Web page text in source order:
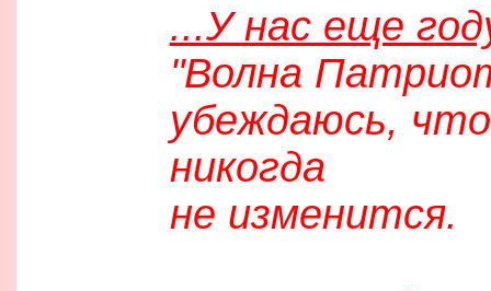
...У нас еще
"Волна
убеждаюсь,
никогда
не изменится.